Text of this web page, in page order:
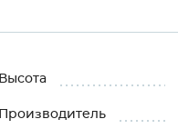
Высота
Производитель